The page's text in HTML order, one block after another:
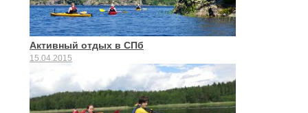
Активный отдых в СПб
15.04.2015